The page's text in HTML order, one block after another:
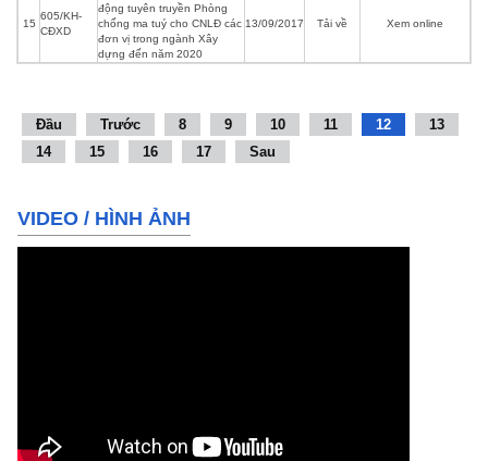
15
605/KH-
CĐXD
động tuyên truyền Phòng
chống ma tuý cho CNLĐ các
đơn vị trong ngành Xây
dựng đến năm 2020
13/09/2017 Tải về Xem online
Đầu Trước 8 9 10 11 12
13
14
15 16 17 Sau
VIDEO / HÌNH ẢNH